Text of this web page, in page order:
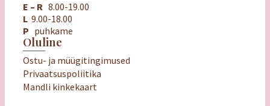
E – R 8.00-19.00
L 9.00-18.00
P puhkame
Oluline
Ostu- ja müügitingimused
Privaatsuspoliitika
Mandli kinkekaart